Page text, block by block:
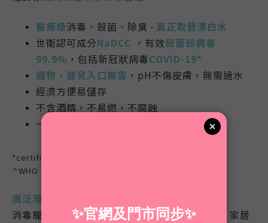
醫療級消毒、殺菌、除臭 ， 真正取替漂白水
世衛認可成分NaDCC ，有效殺菌殺病毒
99.9% ，包括新冠狀病毒COVID-19*
寵物、嬰兒入口無害 ，pH不傷皮膚，無需過水
經濟方便易儲存
不含酒精，不易燃，不腐蝕
一盒30粒，等於
*certified by MS ISO/EC 17025
⌃WHO COVID-19 Guideline
廣泛用途
消毒寵物周邊用品：寵物床、床墊、寵物屋/籠、家居